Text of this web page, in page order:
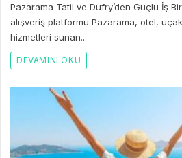
Pazarama Tatil ve Dufry’den Güçlü İş
alışveriş platformu Pazarama, otel,
hizmetleri sunan...
DEVAMINI OKU